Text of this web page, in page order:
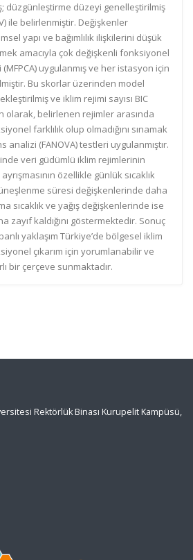
düzgünleştirme düzeyi genelleştirilmiş
ile belirlenmiştir. Değişkenler
yapı ve bağımlılık ilişkilerini düşük
amacıyla çok değişkenli fonksiyonel
uygulanmış ve her istasyon için
Bu skorlar üzerinden model
ve iklim rejimi sayısı BIC
olarak, belirlenen rejimler arasında
farklılık olup olmadığını sınamak
(FANOVA) testleri uygulanmıştır.
veri güdümlü iklim rejimlerinin
ayrışmasının özellikle günlük sıcaklık
süresi değişkenlerinde daha
sıcaklık ve yağış değişkenlerinde ise
zayıf kaldığını göstermektedir. Sonuç
yaklaşım Türkiye’de bölgesel iklim
çıkarım için yorumlanabilir ve
bir çerçeve sunmaktadır.
Rektörlük Binası Kurupelit Kampüsü,